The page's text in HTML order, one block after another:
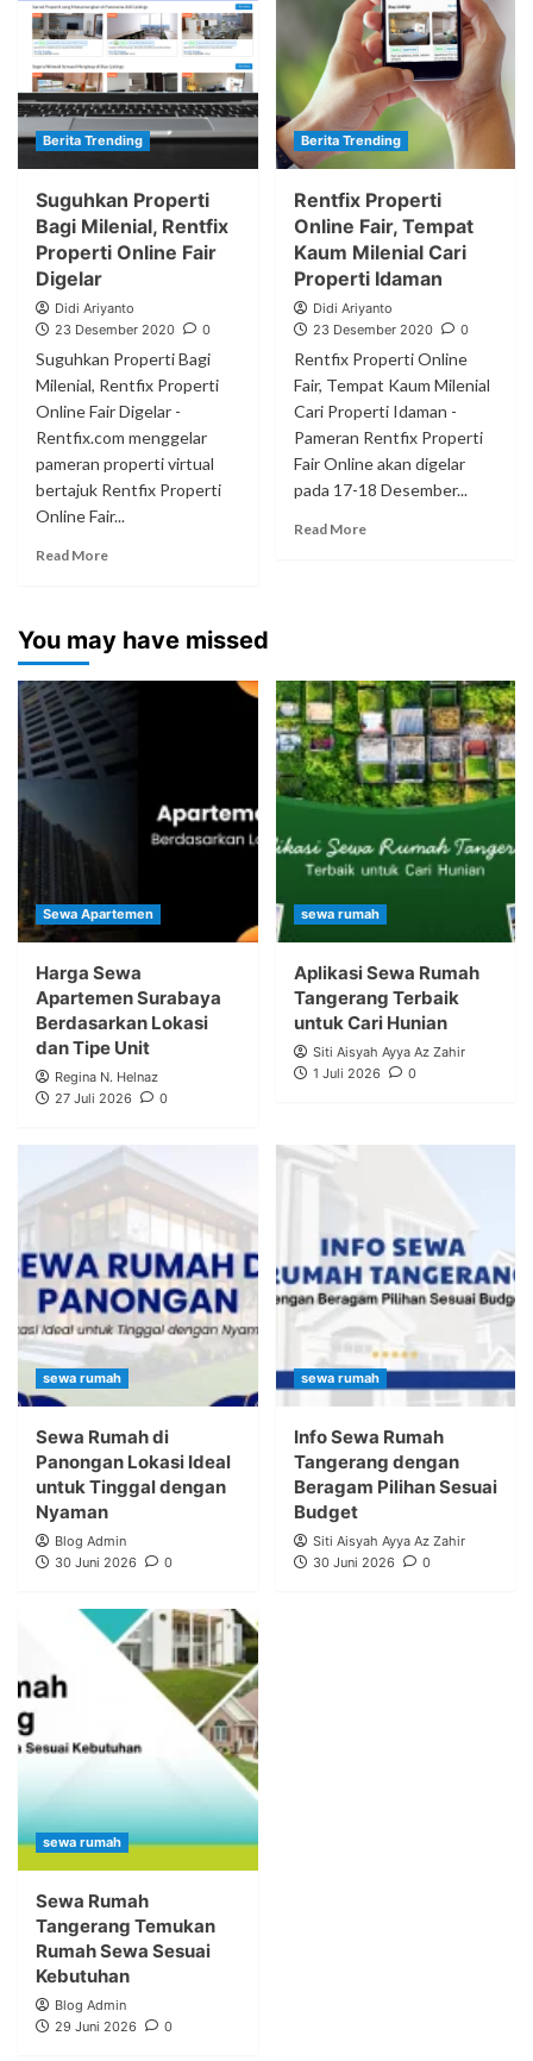
Berita Trending
Suguhkan Properti
Bagi Milenial, Rentfix
Properti Online Fair
Digelar
Didi Ariyanto
23 Desember 2020
0
Suguhkan Properti Bagi
Milenial, Rentfix Properti
Online Fair Digelar -
Rentfix.com menggelar
pameran properti virtual
bertajuk Rentfix Properti
Online Fair...
Read More
Berita Trending
Rentfix Properti
Online Fair, Tempat
Kaum Milenial Cari
Properti Idaman
Didi Ariyanto
23 Desember 2020
0
Rentfix Properti Online
Fair, Tempat Kaum Milenial
Cari Properti Idaman -
Pameran Rentfix Properti
Fair Online akan digelar
pada 17-18 Desember...
Read More
You may have missed
Sewa Apartemen
Harga Sewa
Apartemen Surabaya
Berdasarkan Lokasi
dan Tipe Unit
Regina N. Helnaz
27 Juli 2026
0
sewa rumah
Aplikasi Sewa Rumah
Tangerang Terbaik
untuk Cari Hunian
Siti Aisyah Ayya Az Zahir
1 Juli 2026
0
sewa rumah
Sewa Rumah di
Panongan Lokasi Ideal
untuk Tinggal dengan
Nyaman
Blog Admin
30 Juni 2026
0
sewa rumah
Info Sewa Rumah
Tangerang dengan
Beragam Pilihan Sesuai
Budget
Siti Aisyah Ayya Az Zahir
30 Juni 2026
0
sewa rumah
Sewa Rumah
Tangerang Temukan
Rumah Sewa Sesuai
Kebutuhan
Blog Admin
29 Juni 2026
0